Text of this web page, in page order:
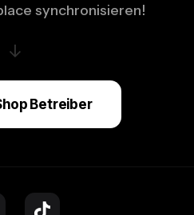
synchronisieren!
↓
Betreiber